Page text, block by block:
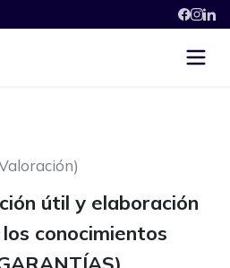
útil y elaboración
conocimientos